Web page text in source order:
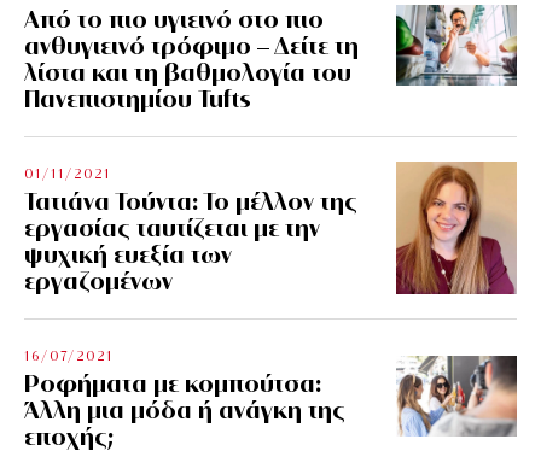
Από το πιο υγιεινό στο πιο
ανθυγιεινό τρόφιμο – Δείτε τη
λίστα και τη βαθμολογία του
Πανεπιστημίου Tufts
01/11/2021
Τατιάνα Τούντα: Το μέλλον της
εργασίας ταυτίζεται με την
ψυχική ευεξία των
εργαζομένων
16/07/2021
Ροφήματα με κομπούτσα:
Άλλη μια μόδα ή ανάγκη της
εποχής;